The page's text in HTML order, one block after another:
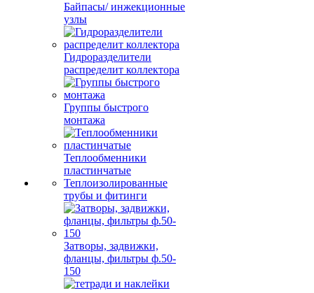
Байпасы/ инжекционные
узлы
Гидроразделители
распределит коллектора
Группы быстрого
монтажа
Теплообменники
пластинчатые
Теплоизолированные
трубы и фитинги
Затворы, задвижки,
фланцы, фильтры ф.50-
150